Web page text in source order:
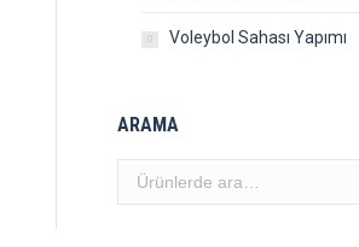
Voleybol Sahası Yapımı
ARAMA